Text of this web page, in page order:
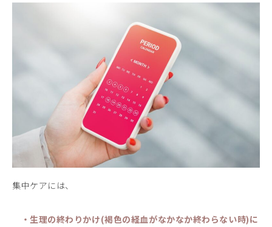
集中ケアには、
・生理の終わりかけ(褐色の経血がなかなか終わらない時)に